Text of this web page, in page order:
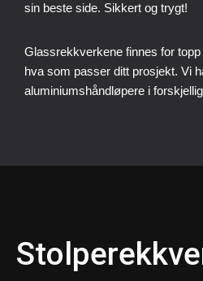
sin beste side. Sikkert og trygt!
Glassrekkverkene finnes for
hva som passer ditt prosjekt. Vi
aluminiumshåndløpere i